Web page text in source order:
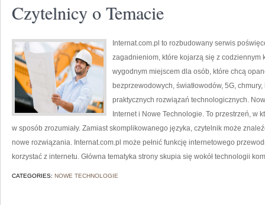
Czytelnicy o Temacie
Internat.com.pl to rozbudowany serwis
zagadnieniom, które kojarzą się z codziennym
wygodnym miejscem dla osób, które chcą
bezprzewodowych, światłowodów, 5G,
praktycznych rozwiązań technologicznych.
Internet i Nowe Technologie. To przestrzeń, w
w sposób zrozumiały. Zamiast skomplikowanego języka, czytelnik może
nowe rozwiązania. Internat.com.pl może pełnić funkcję internetowego
korzystać z internetu. Główna tematyka strony skupia się wokół technologii
CATEGORIES: NOWE TECHNOLOGIE